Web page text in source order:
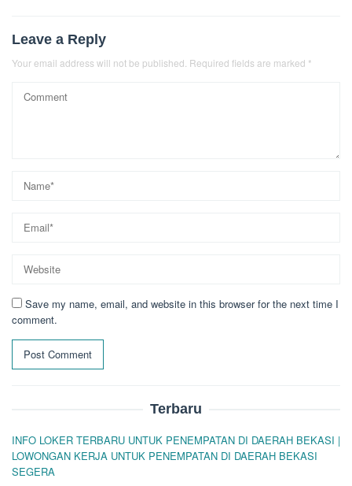
Leave a Reply
Your email address will not be published. Required fields are marked *
Save my name, email, and website in this browser for the next time I
comment.
Terbaru
INFO LOKER TERBARU UNTUK PENEMPATAN DI DAERAH BEKASI |
LOWONGAN KERJA UNTUK PENEMPATAN DI DAERAH BEKASI
SEGERA